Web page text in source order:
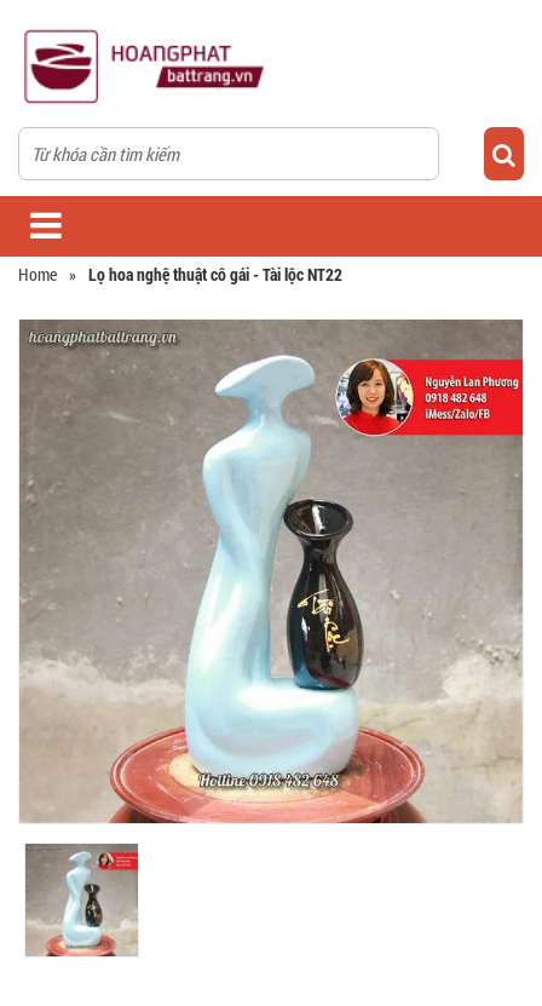
Home » Lọ hoa nghệ thuật cô gái - Tài lộc NT22